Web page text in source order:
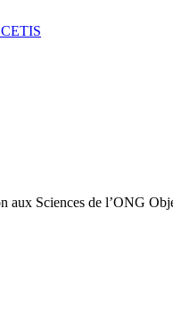
aux Sciences de l’ONG